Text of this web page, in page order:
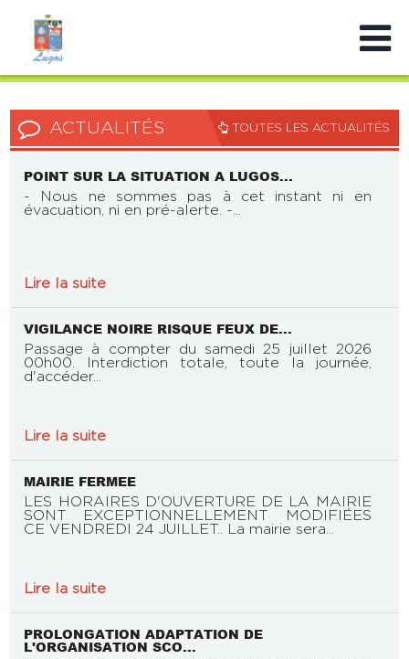
ACTUALITÉS TOUTES LES ACTUALITÉS
POINT SUR LA SITUATION A LUGOS...
- Nous ne sommes pas à cet instant ni en
évacuation, ni en pré-alerte. -...
Lire la suite
VIGILANCE NOIRE RISQUE FEUX DE...
Passage à compter du samedi 25 juillet 2026
00h00. Interdiction totale, toute la journée,
d'accéder...
Lire la suite
MAIRIE FERMEE
LES HORAIRES D'OUVERTURE DE LA MAIRIE
SONT EXCEPTIONNELLEMENT MODIFIÉES
CE VENDREDI 24 JUILLET.. La mairie sera...
Lire la suite
PROLONGATION ADAPTATION DE
L'ORGANISATION SCO...